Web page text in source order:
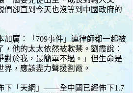
們卻直到今天也沒等到中國政府的
加厲：「709事件」連律師都一起被
，他的太太依然被軟禁。劉霞說：
對於我，最簡單不過。」但生命是
，應該盡力聲援劉霞。
下「天網」——全中國已經佈下1.7